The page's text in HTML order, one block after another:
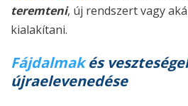
teremteni, új rendszert vagy
kialakítani.
Fájdalmakés
újraelevenedése